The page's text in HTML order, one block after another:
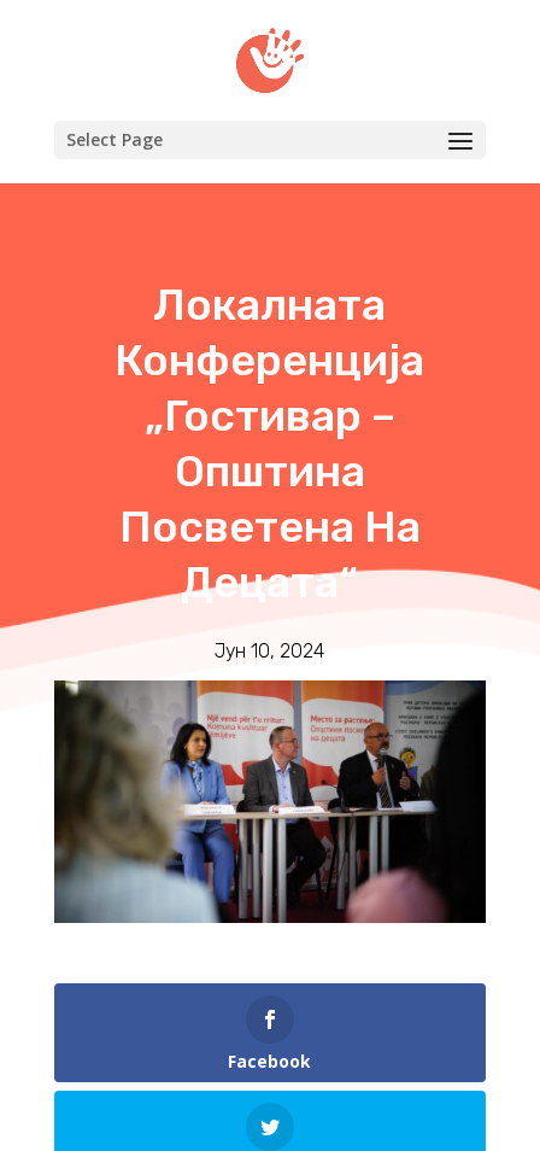
Select Page
Локалната
Конференција
„Гостивар –
Општина
Посветена На
Децата“
Јун 10, 2024
Facebook